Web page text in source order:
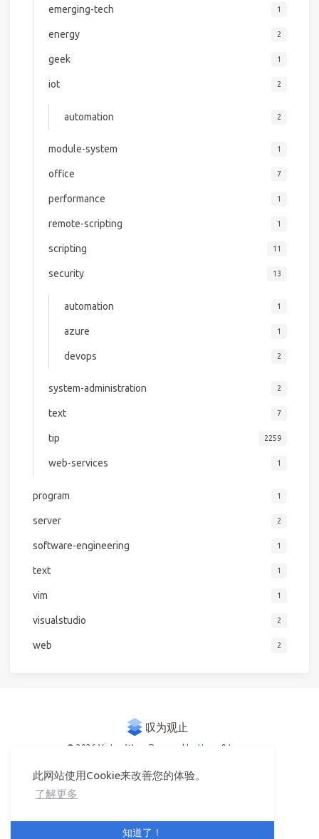
此网站使用Cookie来改善您的体验。
了解更多
知道了！
emerging-tech 1
energy 2
geek 1
iot 2
automation 2
module-system 1
office 7
performance 1
remote-scripting 1
scripting 11
security 13
automation 1
azure 1
devops 2
system-administration 2
text 7
tip 2259
web-services 1
program 1
server 2
software-engineering 1
text 1
vim 1
visualstudio 2
web 2
© 2026 Victor Woo Powered by Hexo & Icarus